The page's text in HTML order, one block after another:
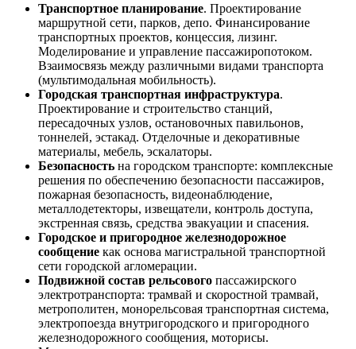
Транспортное планирование. Проектирование
маршрутной сети, парков, депо. Финансирование
транспортных проектов, концессия, лизинг.
Моделирование и управление пассажиропотоком.
Взаимосвязь между различными видами транспорта
(мультимодальная мобильность).
Городская транспортная инфраструктура.
Проектирование и строительство станций,
пересадочных узлов, остановочных павильонов,
тоннелей, эстакад. Отделочные и декоративные
материалы, мебель, эскалаторы.
Безопасность на городском транспорте: комплексные
решения по обеспечению безопасности пассажиров,
пожарная безопасность, видеонаблюдение,
металлодетекторы, извещатели, контроль доступа,
экстренная связь, средства эвакуации и спасения.
Городское и пригородное железнодорожное
сообщение как основа магистральной транспортной
сети городской агломерации.
Подвижной состав рельсового пассажирского
электротранспорта: трамвай и скоростной трамвай,
метрополитен, монорельсовая транспортная система,
электропоезда внутригородского и пригородного
железнодорожного сообщения, моторисы.